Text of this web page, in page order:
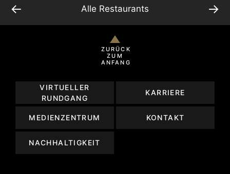
← →
Alle Restaurants
ZURÜCK
ZUM
ANFANG
VIRTUELLER
RUNDGANG
KARRIERE
MEDIENZENTRUM KONTAKT
NACHHALTIGKEIT